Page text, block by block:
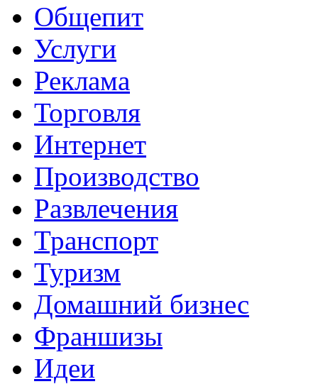
Общепит
Услуги
Реклама
Торговля
Интернет
Производство
Развлечения
Транспорт
Туризм
Домашний бизнес
Франшизы
Идеи